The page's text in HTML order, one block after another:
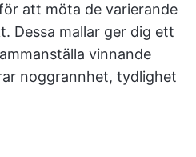
att möta de varierande
Dessa mallar ger dig ett
vinnande
noggrannhet, tydlighet